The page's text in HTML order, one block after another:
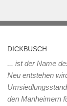
DICKBUSCH
... ist der Name
Neu entstehen
den Manheimern